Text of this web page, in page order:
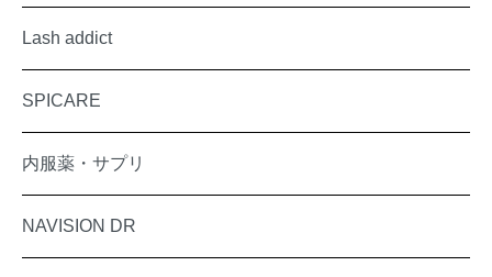
Lash addict
SPICARE
内服薬・サプリ
NAVISION DR